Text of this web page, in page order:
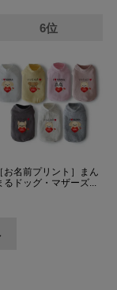
6位
［お名前プリント］まん
るドッグ・マザーズ...